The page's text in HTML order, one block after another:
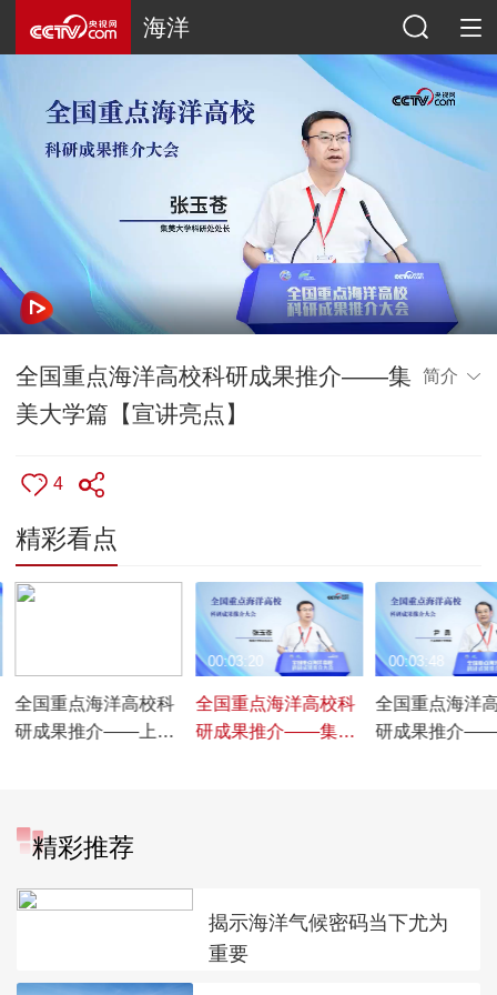
海洋
全国重点海洋高校科研成果推介——集
美大学篇【宣讲亮点】
简介
4
精彩看点
全国重点海洋高校科
研成果推介——上海
全国重点海洋高校科
研成果推介——集美
00:03:20
全国重点海洋
研成果推介
00:03:48
精彩推荐
揭示海洋气候密码当下尤为
重要